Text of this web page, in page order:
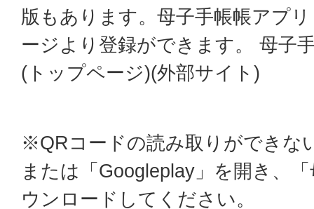
版もあります。母子手帳帳アプ
ージより登録ができます。 母子
(トップページ)(外部サイト)
※QRコードの読み取りができな
または「Googleplay」を開き、
ウンロードしてください。